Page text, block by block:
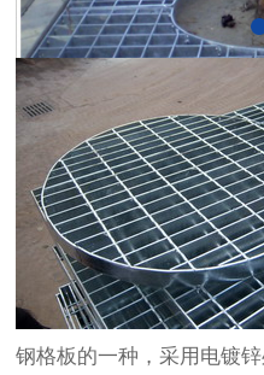
钢格板的一种，采用电镀